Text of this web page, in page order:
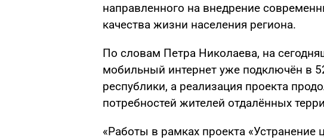
направленного на внедрение
качества жизни населения региона.
По словам Петра Николаева, на
мобильный интернет уже подключён в
республики, а реализация проекта
потребностей жителей отдалённых
«Работы в рамках проекта «Устранение